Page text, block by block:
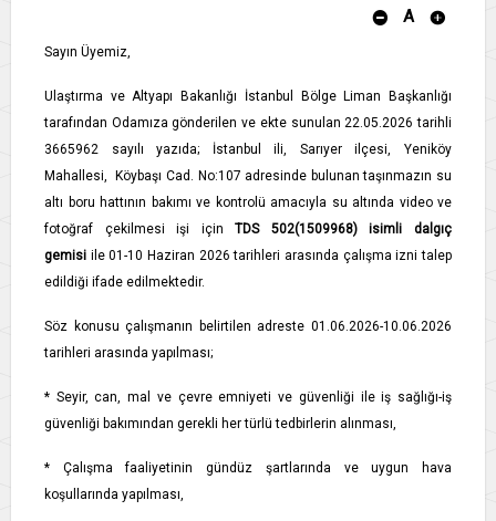
A
Sayın Üyemiz,
Ulaştırma ve Altyapı Bakanlığı İstanbul Bölge Liman Başkanlığı
tarafından Odamıza gönderilen ve ekte sunulan 22.05.2026 tarihli
3665962 sayılı yazıda; İstanbul ili, Sarıyer ilçesi, Yeniköy
Mahallesi, Köybaşı Cad. No:107 adresinde bulunan taşınmazın su
altı boru hattının bakımı ve kontrolü amacıyla su altında video ve
fotoğraf çekilmesi işi içinTDS 502(1509968) isimli dalgıç
gemisi ile 01-10 Haziran 2026 tarihleri arasında çalışma izni talep
edildiği ifade edilmektedir.
Söz konusu çalışmanın belirtilen adreste 01.06.2026-10.06.2026
tarihleri arasında yapılması;
* Seyir, can, mal ve çevre emniyeti ve güvenliği ile iş sağlığı-iş
güvenliği bakımından gerekli her türlü tedbirlerin alınması,
* Çalışma faaliyetinin gündüz şartlarında ve uygun hava
koşullarında yapılması,